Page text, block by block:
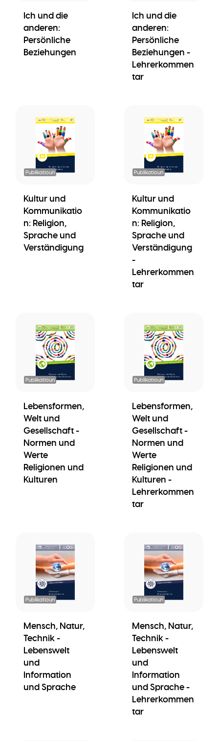
Ich und die
anderen:
Persönliche
Beziehungen
Ich und die
anderen:
Persönliche
Beziehungen -
Lehrerkommen
tar
Publikatioun
Kultur und
Kommunikatio
n: Religion,
Sprache und
Verständigung
Publikatioun
Kultur und
Kommunikatio
n: Religion,
Sprache und
Verständigung
-
Lehrerkommen
tar
Publikatioun
Lebensformen,
Welt und
Gesellschaft -
Normen und
Werte
Religionen und
Kulturen
Publikatioun
Lebensformen,
Welt und
Gesellschaft -
Normen und
Werte
Religionen und
Kulturen -
Lehrerkommen
tar
Publikatioun
Mensch, Natur,
Technik -
Lebenswelt
und
Information
und Sprache
Publikatioun
Mensch, Natur,
Technik -
Lebenswelt
und
Information
und Sprache -
Lehrerkommen
tar